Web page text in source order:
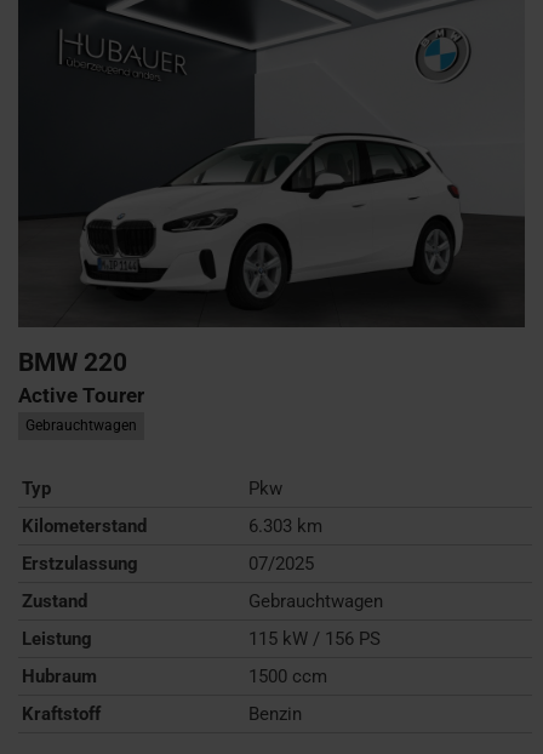
BMW 220
Active Tourer
Gebrauchtwagen
Typ
Pkw
Kilometerstand
6.303 km
Erstzulassung
07/2025
Zustand
Gebrauchtwagen
Leistung
115 kW / 156 PS
Hubraum
1500 ccm
Kraftstoff
Benzin